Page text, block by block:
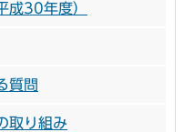
成30年度）
質問
取り組み